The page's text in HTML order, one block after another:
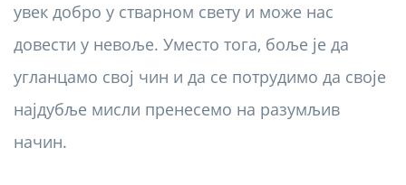
увек добро у стварном свету и може нас
довести у невоље. Уместо тога, боље је да
угланцамо свој чин и да се потрудимо да своје
најдубље мисли пренесемо на разумљив
начин.